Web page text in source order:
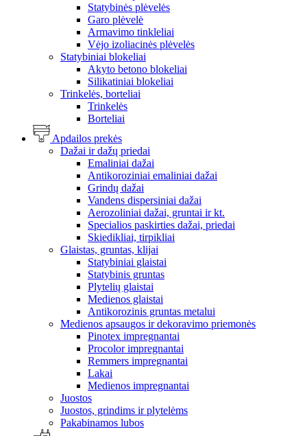
Statybinės plėvelės
Garo plėvelė
Armavimo tinkleliai
Vėjo izoliacinės plėvelės
Statybiniai blokeliai
Akyto betono blokeliai
Silikatiniai blokeliai
Trinkelės, borteliai
Trinkelės
Borteliai
Apdailos prekės
Dažai ir dažų priedai
Emaliniai dažai
Antikoroziniai emaliniai dažai
Grindų dažai
Vandens dispersiniai dažai
Aerozoliniai dažai, gruntai ir kt.
Specialios paskirties dažai, priedai
Skiedikliai, tirpikliai
Glaistas, gruntas, klijai
Statybiniai glaistai
Statybinis gruntas
Plytelių glaistai
Medienos glaistai
Antikorozinis gruntas metalui
Medienos apsaugos ir dekoravimo priemonės
Pinotex impregnantai
Procolor impregnantai
Remmers impregnantai
Lakai
Medienos impregnantai
Juostos
Juostos, grindims ir plytelėms
Pakabinamos lubos